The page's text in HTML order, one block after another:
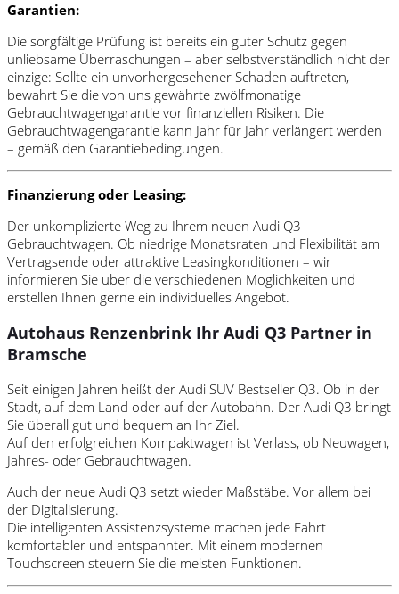
Garantien:
Die sorgfältige Prüfung ist bereits ein guter Schutz gegen
unliebsame Überraschungen – aber selbstverständlich nicht der
einzige: Sollte ein unvorhergesehener Schaden auftreten,
bewahrt Sie die von uns gewährte zwölfmonatige
Gebrauchtwagengarantie vor finanziellen Risiken. Die
Gebrauchtwagengarantie kann Jahr für Jahr verlängert werden
– gemäß den Garantiebedingungen.
Finanzierung oder Leasing:
Der unkomplizierte Weg zu Ihrem neuen Audi Q3
Gebrauchtwagen. Ob niedrige Monatsraten und Flexibilität am
Vertragsende oder attraktive Leasingkonditionen – wir
informieren Sie über die verschiedenen Möglichkeiten und
erstellen Ihnen gerne ein individuelles Angebot.
Autohaus Renzenbrink Ihr Audi Q3 Partner in
Bramsche
Seit einigen Jahren heißt der Audi SUV Bestseller Q3. Ob in der
Stadt, auf dem Land oder auf der Autobahn. Der Audi Q3 bringt
Sie überall gut und bequem an Ihr Ziel.
Auf den erfolgreichen Kompaktwagen ist Verlass, ob Neuwagen,
Jahres- oder Gebrauchtwagen.
Auch der neue Audi Q3 setzt wieder Maßstäbe. Vor allem bei
der Digitalisierung.
Die intelligenten Assistenzsysteme machen jede Fahrt
komfortabler und entspannter. Mit einem modernen
Touchscreen steuern Sie die meisten Funktionen.